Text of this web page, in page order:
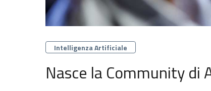
Nasce la Community di
Categorie
Intelligenza Artificiale